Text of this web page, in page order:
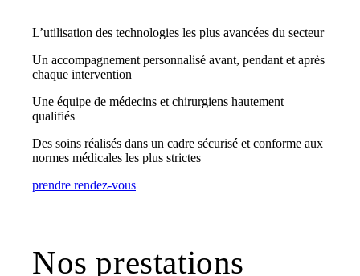
L’utilisation des technologies les plus avancées du secteur
Un accompagnement personnalisé avant, pendant et après
chaque intervention
Une équipe de médecins et chirurgiens hautement
qualifiés
Des soins réalisés dans un cadre sécurisé et conforme aux
normes médicales les plus strictes
prendre rendez-vous
Nos prestations